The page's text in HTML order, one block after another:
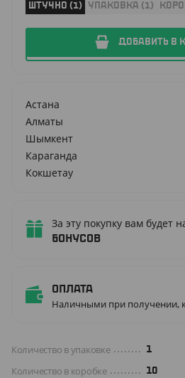
ШТУЧНО (1) УПАКОВКА (1)
ДОБАВИТЬ В
Астана
Алматы
Шымкент
Караганда
Кокшетау
За эту покупку вам будет
бонусов
Оплата
Наличными при получении,
Количество в упаковке 1
Количество в коробке 10